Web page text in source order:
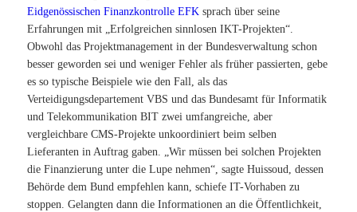
Eidgenössischen Finanzkontrolle EFK sprach über seine
Erfahrungen mit „Erfolgreichen sinnlosen IKT-Projekten“.
Obwohl das Projektmanagement in der Bundesverwaltung schon
besser geworden sei und weniger Fehler als früher passierten, gebe
es so typische Beispiele wie den Fall, als das
Verteidigungsdepartement VBS und das Bundesamt für Informatik
und Telekommunikation BIT zwei umfangreiche, aber
vergleichbare CMS-Projekte unkoordiniert beim selben
Lieferanten in Auftrag gaben. „Wir müssen bei solchen Projekten
die Finanzierung unter die Lupe nehmen“, sagte Huissoud, dessen
Behörde dem Bund empfehlen kann, schiefe IT-Vorhaben zu
stoppen. Gelangten dann die Informationen an die Öffentlichkeit,